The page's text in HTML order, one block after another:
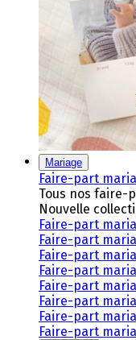
Mariage
Faire-part
Tous nos faire-
Nouvelle
Faire-part
Faire-part
Faire-part
Faire-part
Faire-part
Faire-part
Faire-part
Faire-part